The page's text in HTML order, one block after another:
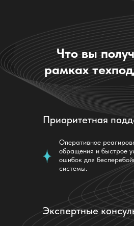
Что вы
рамках
Приоритетная
Экспертные
Оперативное
обращения и быстрое
ошибок для
системы.